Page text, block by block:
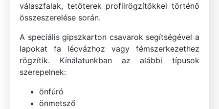
válaszfalak, tetőterek profilrögzítőkkel történő
összeszerelése során.
A speciális gipszkarton csavarok segítségével a
lapokat fa lécvázhoz vagy fémszerkezethez
rögzítik. Kínálatunkban az alábbi típusok
szerepelnek:
önfúró
önmetsző